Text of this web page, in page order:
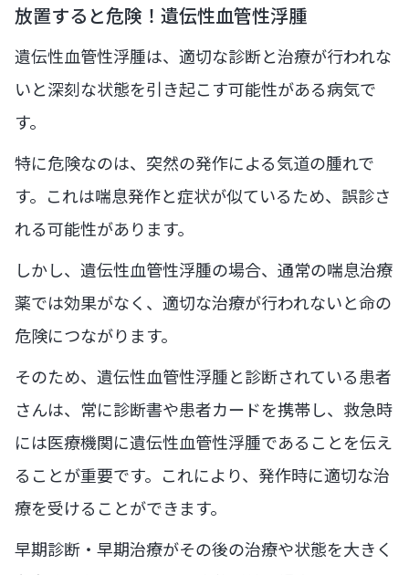
放置すると危険！遺伝性血管性浮腫
遺伝性血管性浮腫は、適切な診断と治療が行われな
いと深刻な状態を引き起こす可能性がある病気で
す。
特に危険なのは、突然の発作による気道の腫れで
す。これは喘息発作と症状が似ているため、誤診さ
れる可能性があります。
しかし、遺伝性血管性浮腫の場合、通常の喘息治療
薬では効果がなく、適切な治療が行われないと命の
危険につながります。
そのため、遺伝性血管性浮腫と診断されている患者
さんは、常に診断書や患者カードを携帯し、救急時
には医療機関に遺伝性血管性浮腫であることを伝え
ることが重要です。これにより、発作時に適切な治
療を受けることができます。
早期診断・早期治療がその後の治療や状態を大きく